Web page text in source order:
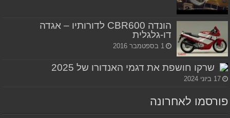
הונדה CBR600 לדורותיו – אגדה
דו-גלגלית
1 בספטמבר 2016
שרקו חושפת את דגמי האנדורו של 2025
17 ביוני 2024
פורסמו לאחרונה